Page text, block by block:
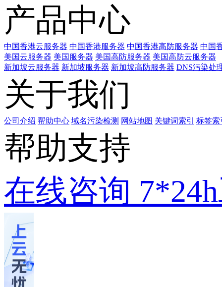
产品中心
中国香港云服务器 中国香港服务器 中国香港高防服务器 中国
美国云服务器 美国服务器 美国高防服务器 美国高防云服务器
新加坡云服务器 新加坡服务器 新加坡高防服务器 DNS污染处
关于我们
公司介绍 帮助中心 域名污染检测 网站地图 关键词索引 标签索
帮助支持
在线咨询